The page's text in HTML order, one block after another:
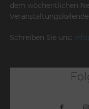
dem wöchentlichen
Schreiben Sie uns: